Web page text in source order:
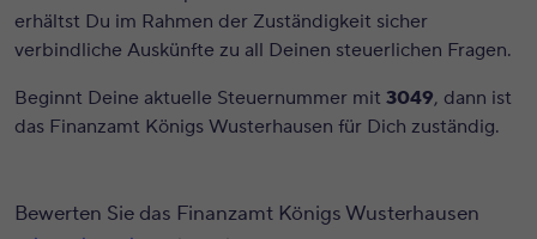
erhältst Du im Rahmen der Zuständigkeit sicher
verbindliche Auskünfte zu all Deinen steuerlichen Fragen.
Beginnt Deine aktuelle Steuernummer mit 3049, dann ist
das Finanzamt Königs Wusterhausen für Dich zuständig.
Bewerten Sie das Finanzamt Königs Wusterhausen